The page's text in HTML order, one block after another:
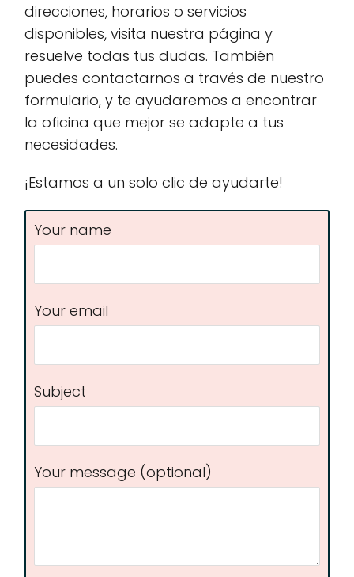
direcciones, horarios o servicios
disponibles, visita nuestra página y
resuelve todas tus dudas. También
puedes contactarnos a través de nuestro
formulario, y te ayudaremos a encontrar
la oficina que mejor se adapte a tus
necesidades.
¡Estamos a un solo clic de ayudarte!
Your name
Your email
Subject
Your message (optional)